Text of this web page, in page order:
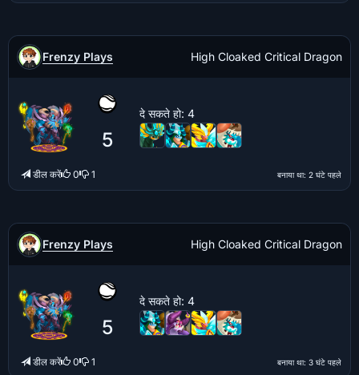
Frenzy Plays High Cloaked Critical Dragon
5
दे सकते हो: 4
बनाया था: 2 घंटे पहले
डील करें 0 1
Frenzy Plays High Cloaked Critical Dragon
5
दे सकते हो: 4
बनाया था: 3 घंटे पहले
डील करें 0 1